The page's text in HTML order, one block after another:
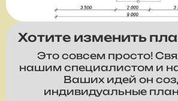
Хотите изменить
Это совсем просто!
нашим специалистом и
Ваших идей он
индивидуальные